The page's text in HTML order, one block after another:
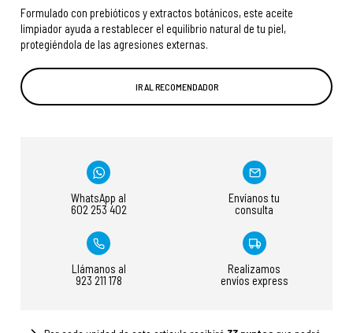
Formulado con prebióticos y extractos botánicos, este aceite
limpiador ayuda a restablecer el equilibrio natural de tu piel,
protegiéndola de las agresiones externas.
IR AL RECOMENDADOR
WhatsApp al
602 253 402
Envíanos tu
consulta
Llámanos al
923 211 178
Realizamos
envíos express